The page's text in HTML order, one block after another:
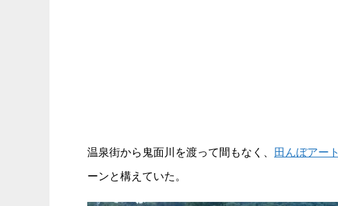
温泉街から鬼面川を渡って間もなく、 田んぼアート
ーンと構えていた。